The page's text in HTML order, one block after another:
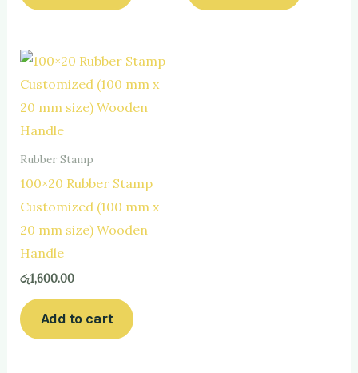
Rubber Stamp
100×20 Rubber Stamp
Customized (100 mm x
20 mm size) Wooden
Handle
රු1,600.00
Add to cart